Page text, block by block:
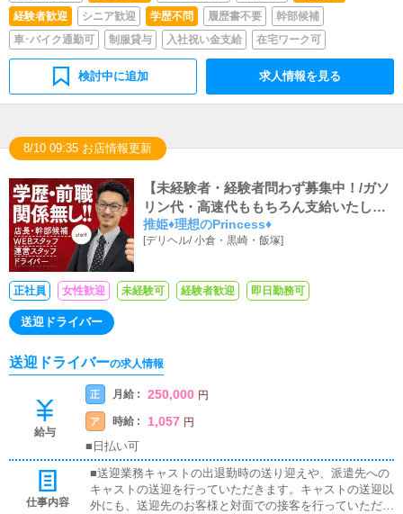
経験者歓迎
シニア歓迎 学歴不問 履歴書不要
幹部候補
車･バイク通勤可
制服貸与 入社祝い金支給 在宅ワーク可
検討中に追加 求人情報を見る
8/10 09:35 お店情報更新
【未経験者・経験者問わず募集中！/ガソ
リン代・高速代ももちろん支給いたしま
す！】業務拡大に伴いスタッフ大募
集！！
推姫♦︎理想のPrincess♦︎
[デリヘル/小倉・黒崎・飯塚]
正社員 女性歓迎 未経験可 経験者歓迎 即日勤務可
送迎ドライバー
送迎ドライバーの求人情報
給与
正 月給 : 250,000 円
ア 時給 : 1,057 円
■日払い可
仕事内容
■送迎業務キャストの出退勤時の送り迎えや、派遣先への
キャストの送迎を行っていただきます。キャストの送迎以
外にも、送迎先のお客様と対面での接客を行っていただき